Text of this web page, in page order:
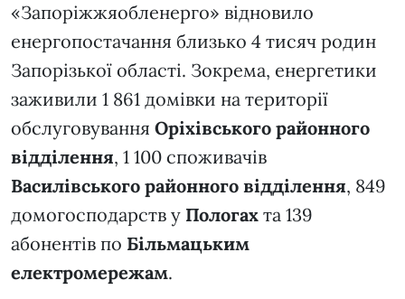
«Запоріжжяобленерго» відновило
енергопостачання близько 4 тисяч родин
Запорізької області. Зокрема, енергетики
заживили 1 861 домівки на території
обслуговування Оріхівського районного
відділення, 1 100 споживачів
Василівського районного відділення, 849
домогосподарств у Пологах та 139
абонентів по Більмацьким
електромережам.